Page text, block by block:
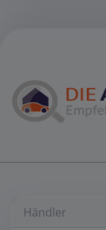
Händler